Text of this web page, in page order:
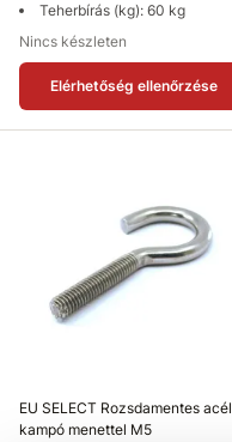
Teherbírás (kg): 60 kg
Nincs készleten
Elérhetőség ellenőrzése
EU SELECT Rozsdamentes acél
kampó menettel M5